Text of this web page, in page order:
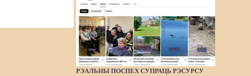
РЭАЛЬНЫ ПОСПЕХ СУПРАЦЬ РЭСУРСУ